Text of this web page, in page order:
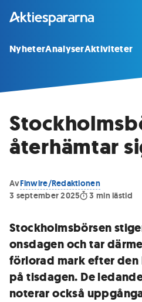
NyheterAnalyserAktiviteter
återhämtar
AvFinwire/Redaktionen
3 september 2025
3 min lästid
Stockholmsbörsen
onsdagen och tar
förlorad mark efter
på tisdagen. De
noterar också